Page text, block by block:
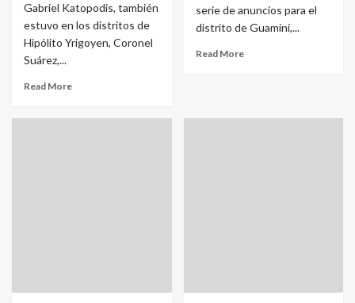
Gabriel Katopodis, también
estuvo en los distritos de
Hipólito Yrigoyen, Coronel
Suárez,...
Read More
serie de anuncios para el
distrito de Guaminí,...
Read More